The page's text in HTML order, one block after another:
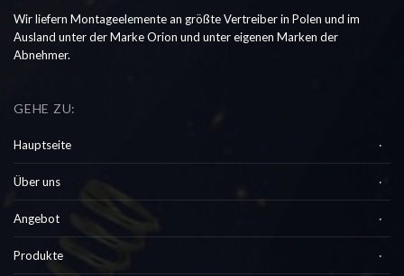
Wir liefern Montageelemente an größte Vertreiber in Polen und im
Ausland unter der Marke Orion und unter eigenen Marken der
Abnehmer.
GEHE ZU:
Hauptseite
Über uns
Angebot
Produkte